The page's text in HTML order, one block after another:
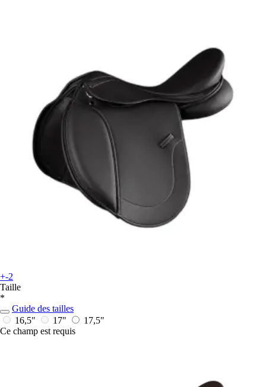
+-2
Taille
*
Guide des tailles
16,5"
17"
17,5"
Ce champ est requis